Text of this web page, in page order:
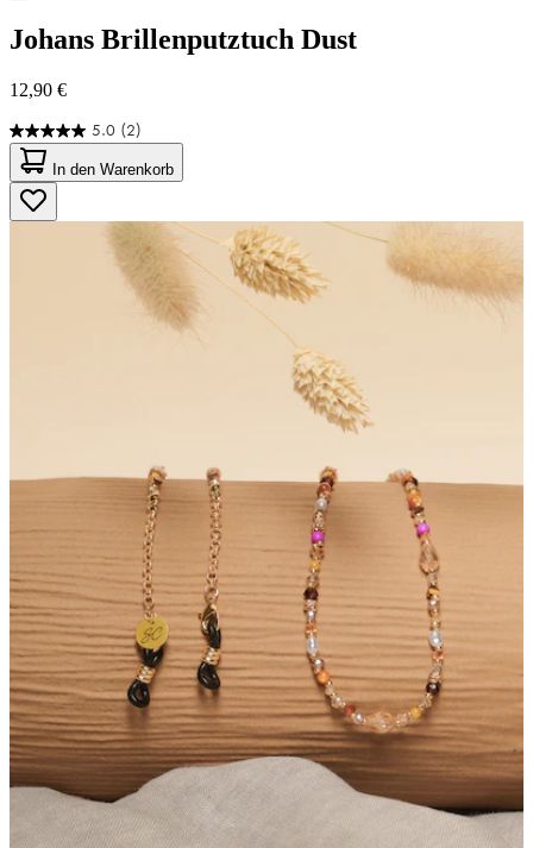
Johans Brillenputztuch Dust
12,90 €
5.0 (2)
5.0
von
5
Sternen.
2
Bewertungen
In den Warenkorb